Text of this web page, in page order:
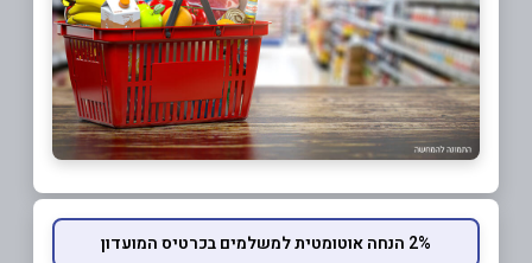
2% הנחה אוטומטית למשלמים בכרטיס המועדון